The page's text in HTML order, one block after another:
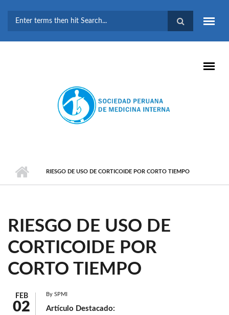
BÚSQUEDA
RIESGO DE USO DE CORTICOIDE POR CORTO TIEMPO
RIESGO DE USO DE
CORTICOIDE POR
CORTO TIEMPO
FEB
02
By SPMI
Artículo Destacado: